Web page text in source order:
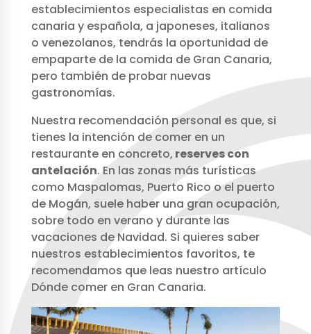
establecimientos especialistas en comida
canaria y española, a japoneses, italianos
o venezolanos, tendrás la oportunidad de
empaparte de la comida de Gran Canaria,
pero también de probar nuevas
gastronomías.
Nuestra recomendación personal es que, si
tienes la intención de comer en un
restaurante en concreto, reserves con
antelación. En las zonas más turísticas
como Maspalomas, Puerto Rico o el puerto
de Mogán, suele haber una gran ocupación,
sobre todo en verano y durante las
vacaciones de Navidad. Si quieres saber
nuestros establecimientos favoritos, te
recomendamos que leas nuestro artículo
Dónde comer en Gran Canaria.